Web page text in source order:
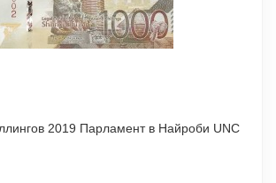
Кения 1000 шиллингов 2019 Парламент в Найроби UNC